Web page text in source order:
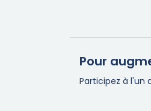
Pour
Participez à l'un